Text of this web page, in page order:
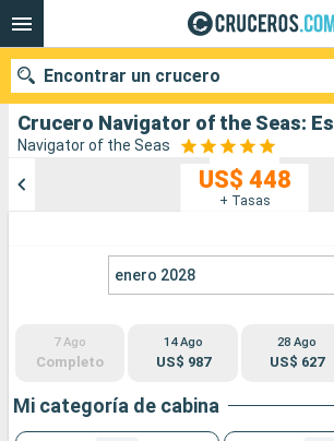
Navigator of the Seas
US$ 448
+ Tasas
enero 2028
7 Ago
Completo
14 Ago
US$ 987
28 Ago
US$ 627
Mi categoría de cabina
Encontrar un crucero
Buscar